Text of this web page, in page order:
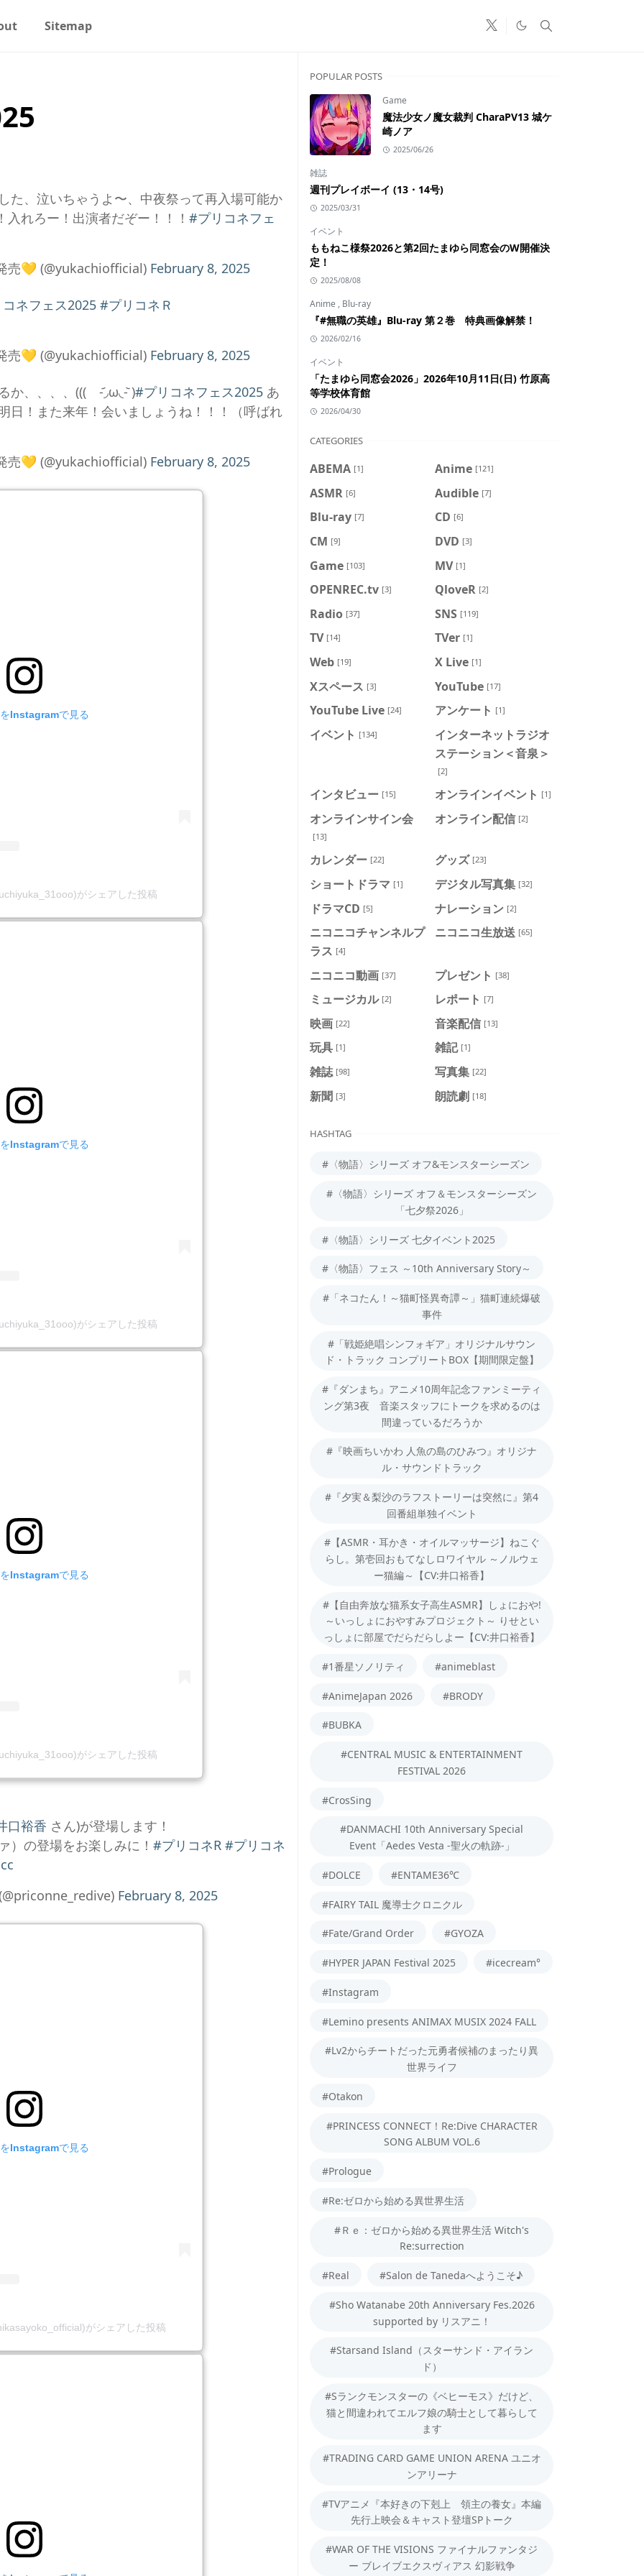
Sitemap
た、泣いちゃうよ〜、中夜祭って再入場可能か
れろー！出演者だぞー！！！ #プリコネフェ
売💛 (@yukachiofficial) February 8, 2025
ネフェス2025 #プリコネＲ
売💛 (@yukachiofficial) February 8, 2025
か、、、、((( -᷄◞ω◟-᷅ )#プリコネフェス2025 あ
日！また来年！会いましょうね！！！（呼ばれ
売💛 (@yukachiofficial) February 8, 2025
Instagramで見る
がシェアした投稿
Instagramで見る
がシェアした投稿
Instagramで見る
がシェアした投稿
口裕香 さん)が登場します！
）の登場をお楽しみに！ #プリコネR #プリコネ
February 8, 2025
Instagramで見る
がシェアした投稿
POPULAR POSTS
Game
魔法少女ノ魔女裁判 CharaPV13 城ケ
崎ノア
2025/06/26
雑誌
週刊プレイボーイ (13・14号)
2025/03/31
イベント
ももねこ様祭2026と第2回たまゆら同窓会のW開催決
定！
2025/08/08
Anime , Blu-ray
『#無職の英雄』Blu-ray 第２巻 特典画像解禁！
2026/02/16
イベント
「たまゆら同窓会2026」2026年10月11日(日) 竹原高
等学校体育館
2026/04/30
CATEGORIES
ABEMA [1] Anime [121]
ASMR [6] Audible [7]
Blu-ray [7] CD [6]
CM [9] DVD [3]
Game [103] MV [1]
OPENREC.tv [3] QloveR [2]
Radio [37] SNS [119]
TV [14] TVer [1]
Web [19] X Live [1]
Xスペース [3] YouTube [17]
YouTube Live [24] アンケート [1]
イベント [134]
インターネットラジオ
ステーション＜音泉＞
[2]
インタビュー [15] オンラインイベント [1]
オンラインサイン会
[13]
オンライン配信 [2]
カレンダー [22] グッズ [23]
ショートドラマ [1] デジタル写真集 [32]
ドラマCD [5] ナレーション [2]
ニコニコチャンネルプ
ラス [4]
ニコニコ生放送 [65]
ニコニコ動画 [37] プレゼント [38]
ミュージカル [2] レポート [7]
映画 [22] 音楽配信 [13]
玩具 [1] 雑記 [1]
雑誌 [98] 写真集 [22]
新聞 [3] 朗読劇 [18]
HASHTAG
#〈物語〉シリーズ オフ&モンスターシーズン
#〈物語〉シリーズ オフ＆モンスターシーズン
「七夕祭2026」
#〈物語〉シリーズ 七夕イベント2025
#〈物語〉フェス ～10th Anniversary Story～
#「ネコたん！～猫町怪異奇譚～」猫町連続爆破
事件
#「戦姫絶唱シンフォギア」オリジナルサウン
ド・トラック コンプリートBOX【期間限定盤】
#『ダンまち』アニメ10周年記念ファンミーティ
ング第3夜 音楽スタッフにトークを求めるのは
間違っているだろうか
#『映画ちいかわ 人魚の島のひみつ』オリジナ
ル・サウンドトラック
#『夕実＆梨沙のラフストーリーは突然に』第4
回番組単独イベント
#【ASMR・耳かき・オイルマッサージ】ねこぐ
らし。第壱回おもてなしロワイヤル ～ノルウェ
ー猫編～【CV:井口裕香】
#【自由奔放な猫系女子高生ASMR】しょにおや!
～いっしょにおやすみプロジェクト～ りせとい
っしょに部屋でだらだらしよー【CV:井口裕香】
#1番星ソノリティ #animeblast
#AnimeJapan 2026 #BRODY
#BUBKA
#CENTRAL MUSIC & ENTERTAINMENT
FESTIVAL 2026
#CrosSing
#DANMACHI 10th Anniversary Special
Event「Aedes Vesta -聖火の軌跡-」
#DOLCE #ENTAME36℃
#FAIRY TAIL 魔導士クロニクル
#Fate/Grand Order #GYOZA
#HYPER JAPAN Festival 2025 #icecream°
#Instagram
#Lemino presents ANIMAX MUSIX 2024 FALL
#Lv2からチートだった元勇者候補のまったり異
世界ライフ
#Otakon
#PRINCESS CONNECT！Re:Dive CHARACTER
SONG ALBUM VOL.6
#Prologue
#Re:ゼロから始める異世界生活
#Ｒｅ：ゼロから始める異世界生活 Witch's
Re:surrection
#Real #Salon de Tanedaへようこそ♪
#Sho Watanabe 20th Anniversary Fes.2026
supported by リスアニ！
#Starsand Island（スターサンド・アイラン
ド）
#Sランクモンスターの《ベヒーモス》だけど、
猫と間違われてエルフ娘の騎士として暮らして
ます
#TRADING CARD GAME UNION ARENA ユニオ
ンアリーナ
#TVアニメ『本好きの下剋上 領主の養女』本編
先行上映会＆キャスト登壇SPトーク
#WAR OF THE VISIONS ファイナルファンタジ
ー ブレイブエクスヴィアス 幻影戦争